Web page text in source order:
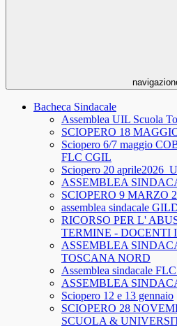
Bacheca Sindacale
Assemblea UIL Scuola
SCIOPERO 18
Sciopero 6/7 maggio
FLC CGIL
Sciopero 20
ASSEMBLEA
SCIOPERO 9 MARZO
assemblea sindacale
RICORSO PER L'
TERMINE - DOCENTI
ASSEMBLEA
TOSCANA NORD
Assemblea sindacale
ASSEMBLEA
Sciopero 12 e 13 gennaio
SCIOPERO 28
SCUOLA &